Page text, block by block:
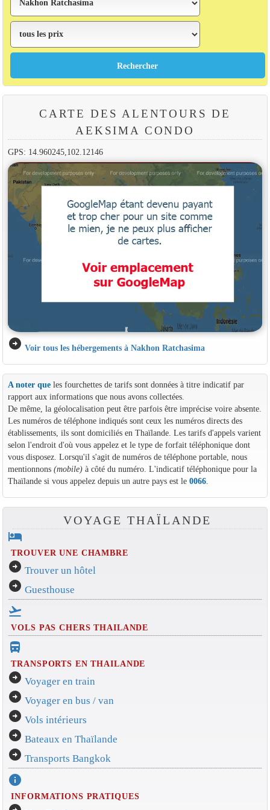
CARTE DES ALENTOURS DE
AEKSIMA CONDO
GPS: 14.960245,102.12146
arrow_circle_right Voir tous les hébergements à Nakhon Ratchasima
A noter queles fourchettes de tarifs sont données à titre indicatif par
rapport aux informations que nous avons collectées.
De même, la géolocalisation peut être parfois être imprécise voire absente.
Les numéros de téléphone indiqués sont ceux les numéros directs des
établissements, ils sont domiciliés en Thaïlande. Les tarifs d'appels varient
selon l'endroit d'où vous appelez et le type de forfait téléphonique dont
vous disposez. Lorsqu'il s'agit de numéros de téléphone portable, nous
mentionnons (mobile)à côté du numéro. L'indicatif téléphonique pour la
Thaïlande si vous appelez depuis un autre pays est le 0066.
VOYAGE THAÏLANDE
hotel
TROUVER UNE CHAMBRE
arrow_circle_right Trouver un hôtel
arrow_circle_right Guesthouse
flight_takeoff
VOLS PAS CHERS THAILANDE
directions_bus_filled
TRANSPORTS EN THAILANDE
arrow_circle_right Voyager en train
arrow_circle_right Voyager en bus / van
arrow_circle_right Vols intérieurs
arrow_circle_right Bateaux en Thaïlande
arrow_circle_right Transports Bangkok
info
INFORMATIONS PRATIQUES